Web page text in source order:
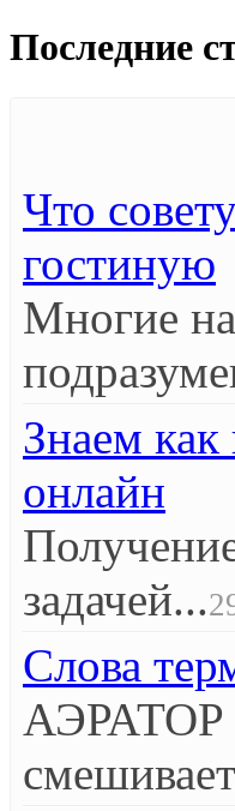
Последние
Что
гостиную
Многие
Знаем
онлайн
задачей...
Слова
АЭРАТОР